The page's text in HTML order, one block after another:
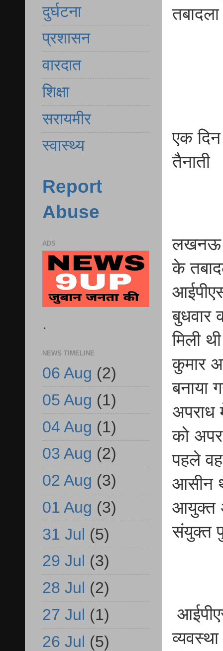
तबादला
एक दिन
तैनाती
लखनऊ
के
बुधवार
मिली
कुमार
बनाया
अपराध
को
पहले
आसीन
आयुक्त
संयुक्त
दुर्घटना
प्रशासन
वारदात
शिक्षा
सरायमीर
स्वास्थ्य
Report
Abuse
ADS
.
NEWS TIMELINE
06 Aug (2)
05 Aug (1)
04 Aug (1)
03 Aug (2)
02 Aug (3)
01 Aug (3)
31 Jul (5)
29 Jul (3)
28 Jul (2)
27 Jul (1)
26 Jul (5)